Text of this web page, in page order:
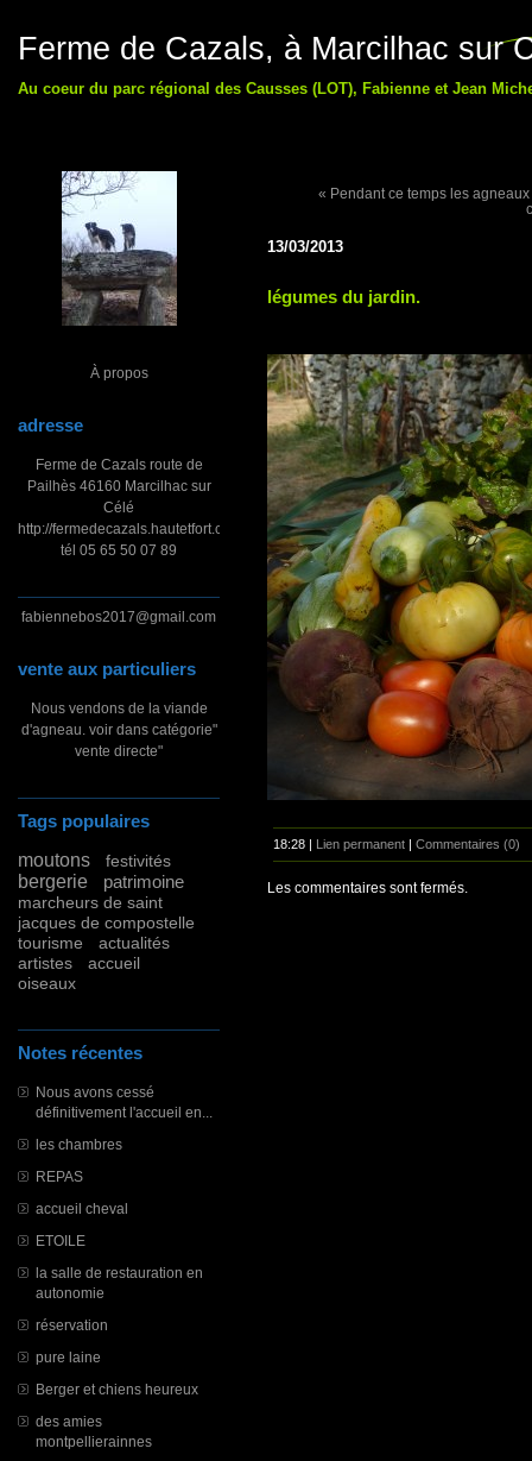
Ferme de Cazals, à Marcilhac sur
Au coeur du parc régional des Causses (LOT), Fabienne et Jean
À propos
adresse
Ferme de Cazals route de
Pailhès 46160 Marcilhac sur
Célé
http://fermedecazals.hautetfort.com
tél 05 65 50 07 89
fabiennebos2017@gmail.com
vente aux particuliers
Nous vendons de la viande
d'agneau. voir dans catégorie"
vente directe"
Tags populaires
moutons festivités
bergerie patrimoine
marcheurs de saint
jacques de compostelle
tourisme
actualités
artistes
accueil
oiseaux
Notes récentes
Nous avons cessé
définitivement l'accueil en...
les chambres
REPAS
accueil cheval
ETOILE
la salle de restauration en
autonomie
réservation
pure laine
Berger et chiens heureux
des amies
montpellierainnes
« Pendant ce temps les
13/03/2013
légumes du jardin.
18:28 | Lien permanent Commentaires (0)
Les commentaires sont fermés.